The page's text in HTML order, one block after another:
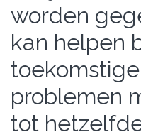
worden
kan helpen
problemen
tot